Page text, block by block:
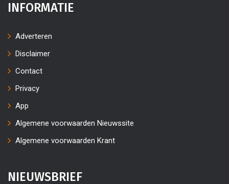
INFORMATIE
Adverteren
Disclaimer
Contact
Privacy
App
Algemene voorwaarden Nieuwssite
Algemene voorwaarden Krant
NIEUWSBRIEF